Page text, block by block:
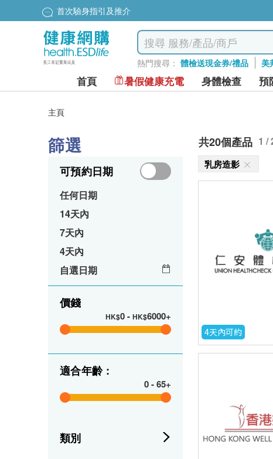
首次驗身指引及推介
熱門搜尋： 體檢送現金券/禮品 美
首頁 暑假健康充電 身體檢查 預
主頁
篩選
可預約日期
任何日期
14天內
7天內
4天內
自選日期
價錢
HK$0- HK$6000+
適合年齡 :
0-65+
類別
共20個產品 1 /
乳房造影
4天內可約